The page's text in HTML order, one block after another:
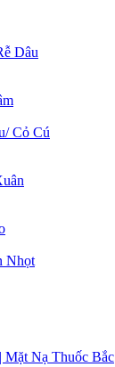
Dâu
Cỏ Cú
Nhọt
Mặt Nạ Thuốc Bắc